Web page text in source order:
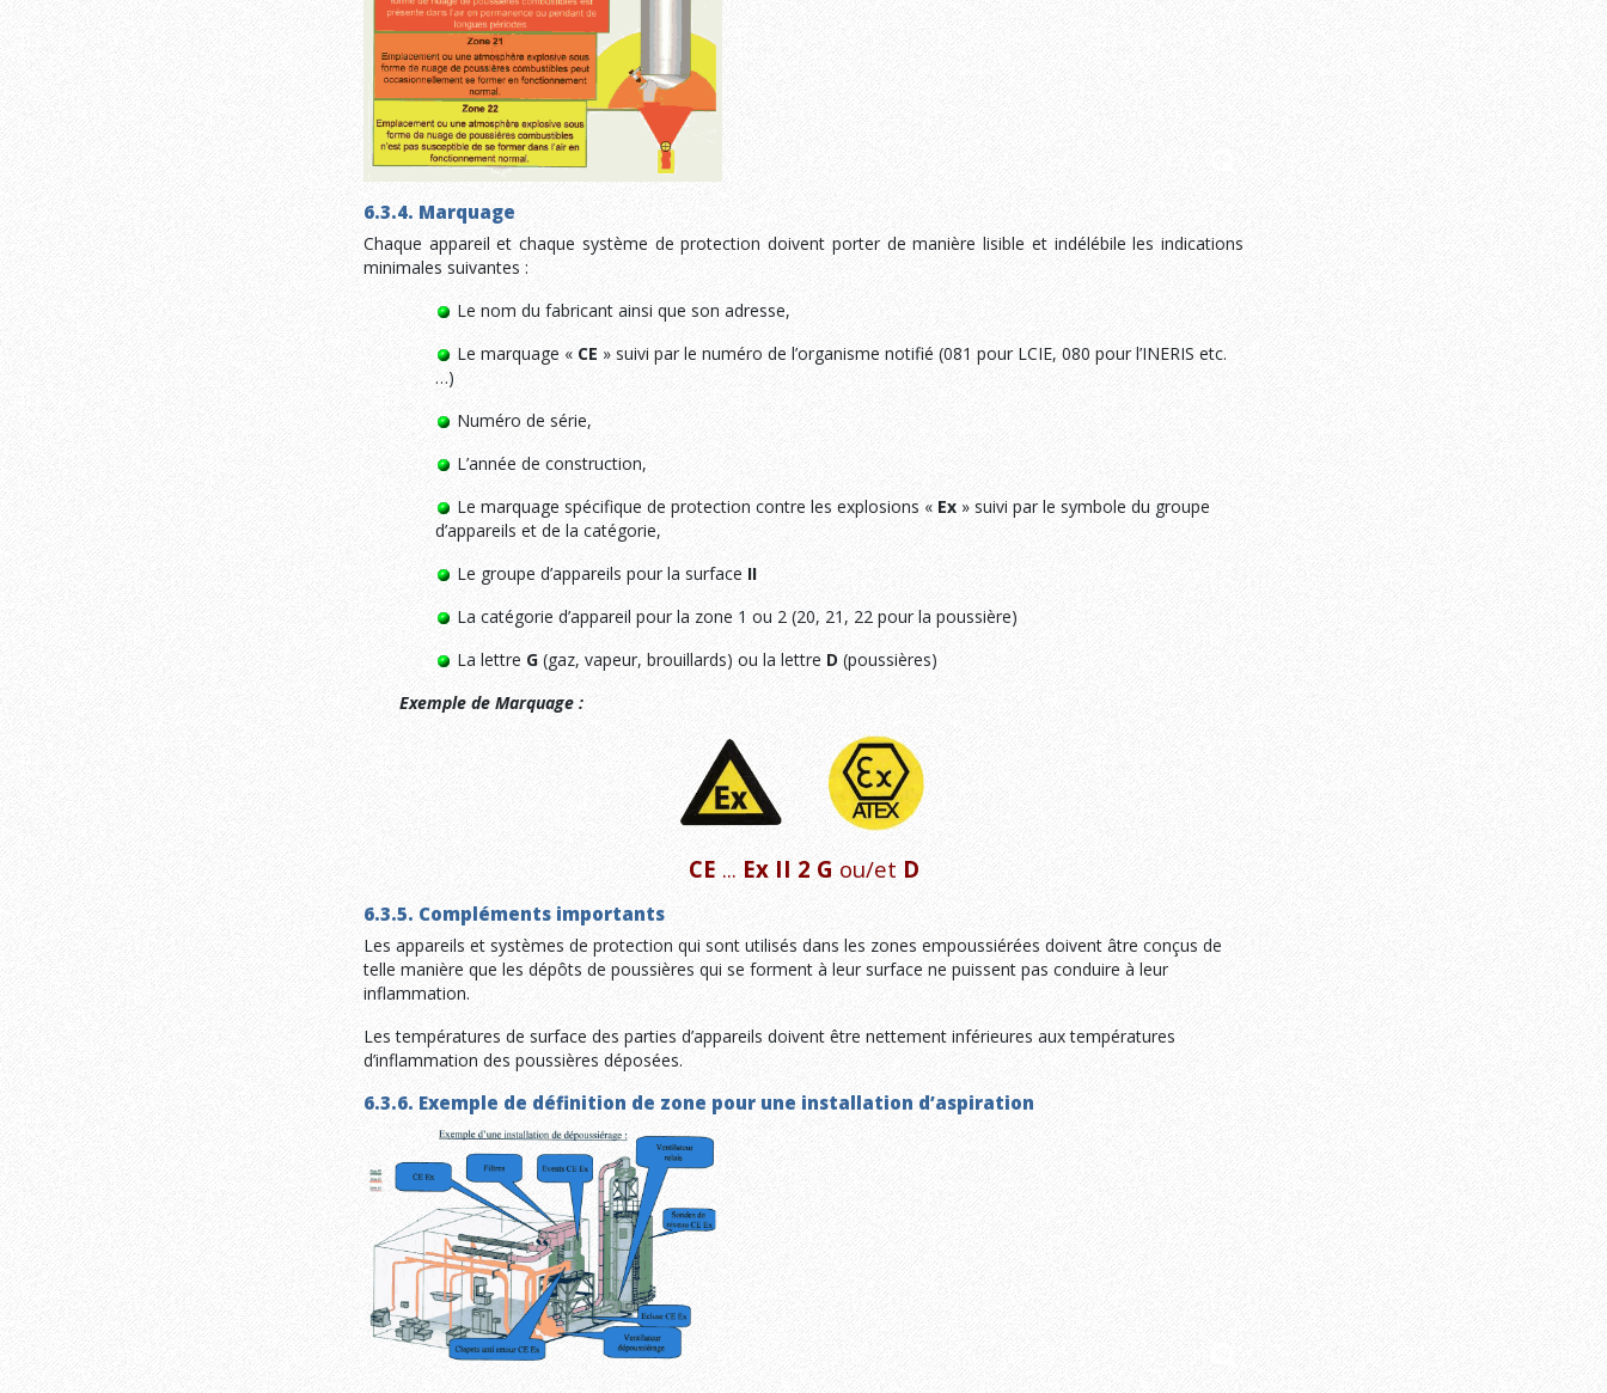
6.3.4. Marquage
Chaque appareil et chaque système de protection doivent porter de manière lisible et indélébile les indications
minimales suivantes :
Le nom du fabricant ainsi que son adresse,
Le marquage « CE » suivi par le numéro de l’organisme notifié (081 pour LCIE, 080 pour l’INERIS etc.
…)
Numéro de série,
L’année de construction,
Le marquage spécifique de protection contre les explosions « Ex » suivi par le symbole du groupe
d’appareils et de la catégorie,
Le groupe d’appareils pour la surface II
La catégorie d’appareil pour la zone 1 ou 2 (20, 21, 22 pour la poussière)
La lettre G (gaz, vapeur, brouillards) ou la lettre D (poussières)
Exemple de Marquage :
CE ... Ex II 2 G ou/et D
6.3.5. Compléments importants
Les appareils et systèmes de protection qui sont utilisés dans les zones empoussiérées doivent âtre conçus de
telle manière que les dépôts de poussières qui se forment à leur surface ne puissent pas conduire à leur
inflammation.
Les températures de surface des parties d’appareils doivent être nettement inférieures aux températures
d’inflammation des poussières déposées.
6.3.6. Exemple de définition de zone pour une installation d’aspiration